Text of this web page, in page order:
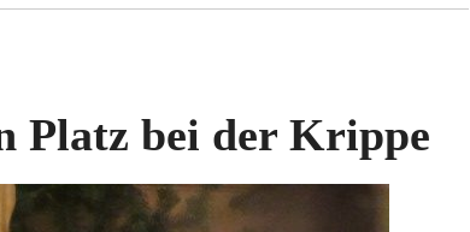
Platz bei der Krippe